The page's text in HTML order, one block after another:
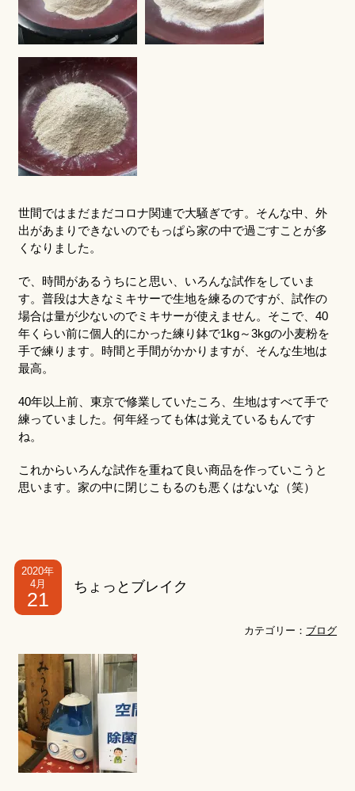
世間ではまだまだコロナ関連で大騒ぎです。そんな中、外
出があまりできないのでもっぱら家の中で過ごすことが多
くなりました。
で、時間があるうちにと思い、いろんな試作をしていま
す。普段は大きなミキサーで生地を練るのですが、試作の
場合は量が少ないのでミキサーが使えません。そこで、40
年くらい前に個人的にかった練り鉢で1kg～3kgの小麦粉を
手で練ります。時間と手間がかかりますが、そんな生地は
最高。
40年以上前、東京で修業していたころ、生地はすべて手で
練っていました。何年経っても体は覚えているもんです
ね。
これからいろんな試作を重ねて良い商品を作っていこうと
思います。家の中に閉じこもるのも悪くはないな（笑）
2020年
4月
21
ちょっとブレイク
カテゴリー： ブログ